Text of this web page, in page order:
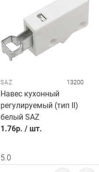
SAZ 13200
Навес кухонный
регулируемый (тип II)
белый SAZ
1.76р. / шт.
5.0